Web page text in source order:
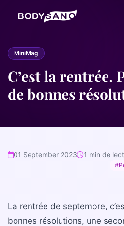
DIÉTÉTIQUE
La Méthode BodySano
Calories par activité
Calories par aliment
Soins esthétiques
COMPLÉMENTS
La gamme complète
MiniMag
C’est la rentrée.
de bonnes
01 September 2023 1 min de
La rentrée de septembre,
bonnes résolutions, une